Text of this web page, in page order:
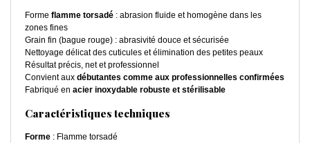
Forme flamme torsadé : abrasion fluide et homogène dans les
zones fines
Grain fin (bague rouge) : abrasivité douce et sécurisée
Nettoyage délicat des cuticules et élimination des petites peaux
Résultat précis, net et professionnel
Convient aux débutantes comme aux professionnelles confirmées
Fabriqué en acier inoxydable robuste et stérilisable
Caractéristiques techniques
Forme : Flamme torsadé